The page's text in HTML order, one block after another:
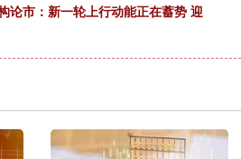
论市：新一轮上行动能正在蓄势 迎